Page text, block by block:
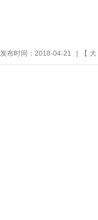
发布时间：2018-04-21 | 【 大